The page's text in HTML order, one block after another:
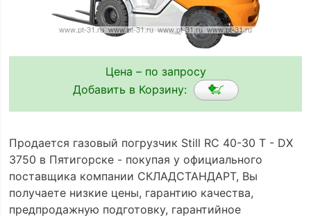
Цена – по запросу
Добавить в Корзину:
Продается газовый погрузчик Still RC 40-30 T - DX
3750 в Пятигорске - покупая у официального
поставщика компании СКЛАДСТАНДАРТ, Вы
получаете низкие цены, гарантию качества,
предпродажную подготовку, гарантийное